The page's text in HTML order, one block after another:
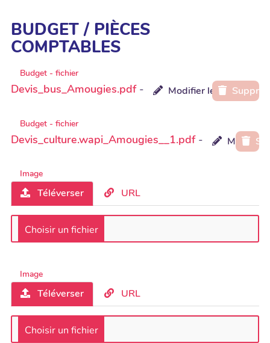
BUDGET / PIÈCES
COMPTABLES
Budget - fichier
Devis_bus_Amougies.pdf- Modifier le fichier
Budget - fichier
Devis_culture.wapi_Amougies__1.pdf- Modifier
Image
Téléverser URL
Image
Téléverser URL